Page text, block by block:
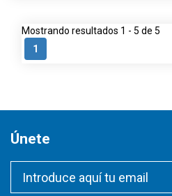
Mostrando resultados 1 - 5 de 5
1
Únete